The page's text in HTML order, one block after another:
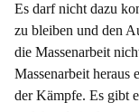
Es darf nicht dazu
zu bleiben und den
die Massenarbeit
Massenarbeit heraus
der Kämpfe. Es gibt